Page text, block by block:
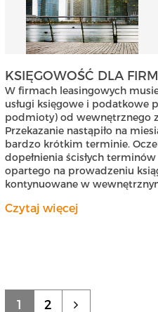
KSIĘGOWOŚĆ DLA
W firmach leasingowych
usługi księgowe i podatkowe
podmioty) od wewnętrznego
Przekazanie nastąpiło na
bardzo krótkim terminie.
dopełnienia ścisłych
opartego na prowadzeniu
kontynuowane w
Czytaj więcej
1 2